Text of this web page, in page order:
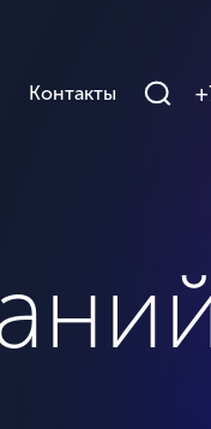
Контакты